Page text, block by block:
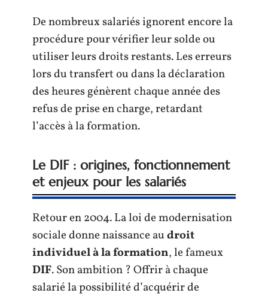
De nombreux salariés ignorent encore la
procédure pour vérifier leur solde ou
utiliser leurs droits restants. Les erreurs
lors du transfert ou dans la déclaration
des heures génèrent chaque année des
refus de prise en charge, retardant
l’accès à la formation.
Le DIF : origines, fonctionnement
et enjeux pour les salariés
Retour en 2004. La loi de modernisation
sociale donne naissance audroit
individuel à la formation, le fameux
DIF. Son ambition ? Offrir à chaque
salarié la possibilité d’acquérir de